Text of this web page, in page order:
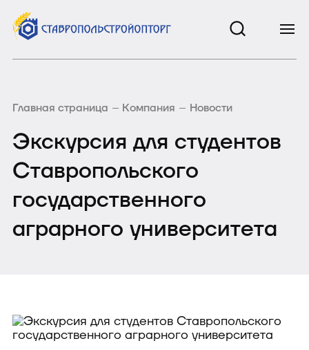
Главная страница Компания Новости
Экскурсия для студентов
Ставропольского
государственного
аграрного университета